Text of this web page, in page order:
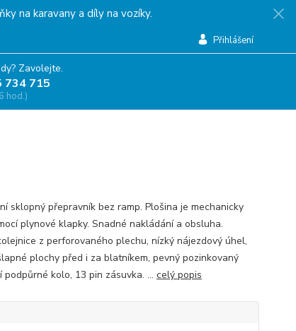
na karavany a díly na vozíky.
Přihlášení
Zavolejte.
734 715
hod.)
sklopný přepravník bez ramp. Plošina je mechanicky
plynové klapky. Snadné nakládání a obsluha.
z perforovaného plechu, nízký nájezdový úhel,
plochy před i za blatníkem, pevný pozinkovaný
podpůrné kolo, 13 pin zásuvka. ... celý popis